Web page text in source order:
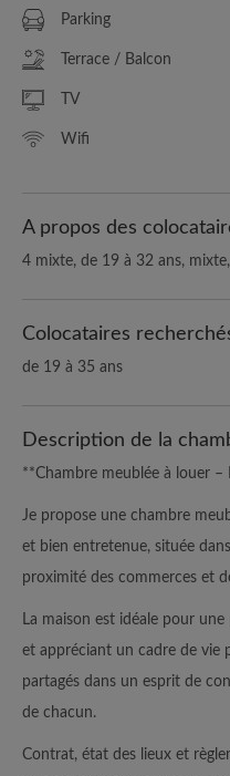
Parking
Terrace / Balcon
TV
Wifi
A propos des
4 mixte, de 19 à 32 ans,
Colocataires
de 19 à 35 ans
Description de la
**Chambre meublée à louer –
Je propose une chambre
et bien entretenue, située
proximité des commerces et
La maison est idéale pour
et appréciant un cadre de vie
partagés dans un esprit de
de chacun.
Contrat, état des lieux et